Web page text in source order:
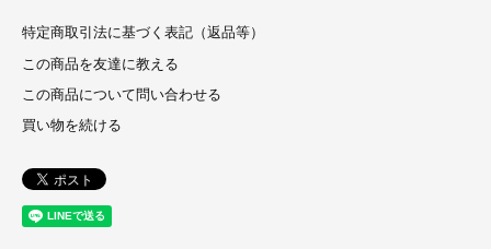
特定商取引法に基づく表記（返品等）
この商品を友達に教える
この商品について問い合わせる
買い物を続ける